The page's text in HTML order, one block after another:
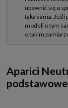
Aparici